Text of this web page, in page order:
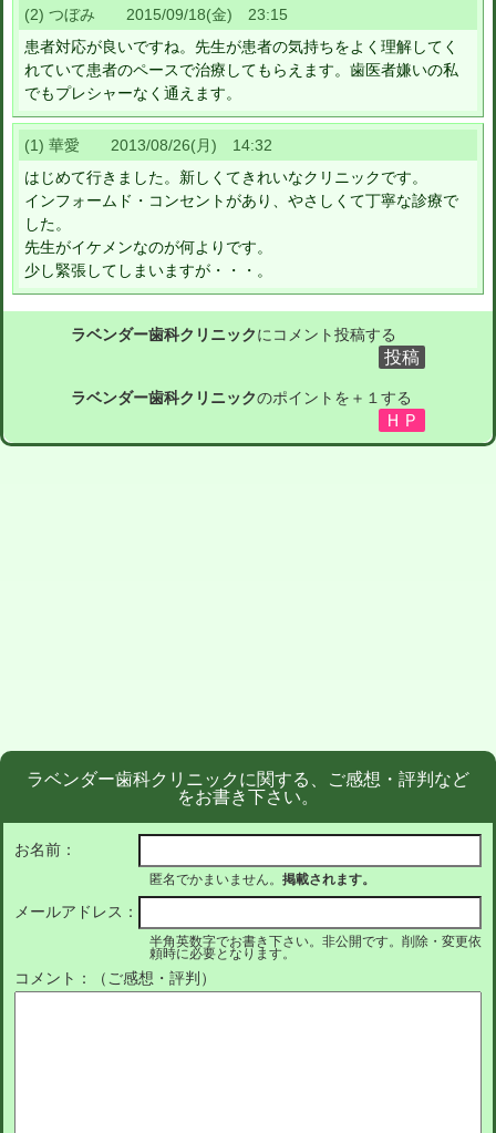
(2) つぼみ 2015/09/18(金) 23:15
患者対応が良いですね。先生が患者の気持ちをよく理解してく
れていて患者のペースで治療してもらえます。歯医者嫌いの私
でもプレシャーなく通えます。
(1) 華愛 2013/08/26(月) 14:32
はじめて行きました。新しくてきれいなクリニックです。
インフォームド・コンセントがあり、やさしくて丁寧な診療で
した。
先生がイケメンなのが何よりです。
少し緊張してしまいますが・・・。
ラベンダー歯科クリニックにコメント投稿する
ラベンダー歯科クリニックのポイントを＋１する
ラベンダー歯科クリニックに関する、ご感想・評判など
をお書き下さい。
お名前：
匿名でかまいません。 掲載されます。
メールアドレス：
半角英数字でお書き下さい。非公開です。削除・変更依
頼時に必要となります。
コメント：（ご感想・評判）